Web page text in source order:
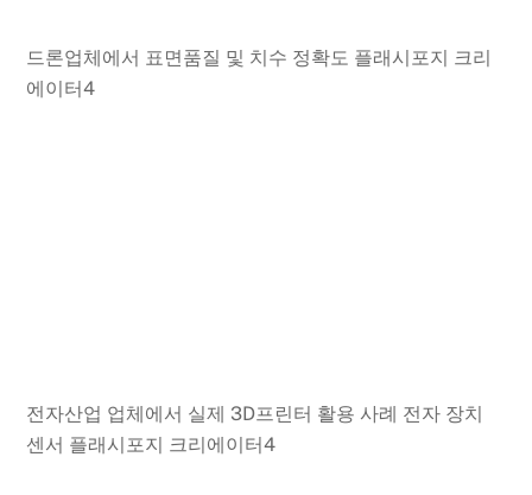
드론업체에서 표면품질 및 치수 정확도 플래시포지 크리
에이터4
전자산업 업체에서 실제 3D프린터 활용 사례 전자 장치
센서 플래시포지 크리에이터4